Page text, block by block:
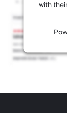
with